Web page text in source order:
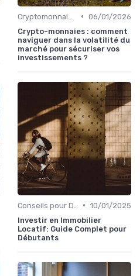
• 06/01/2026
Crypto-monnaies : comment
naviguer dans la volatilité du
marché pour sécuriser vos
investissements ?
• 10/01/2025
Investir en Immobilier
Locatif: Guide Complet pour
Débutants